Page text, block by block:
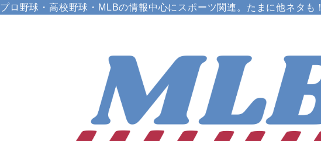
プロ野球・高校野球・MLBの情報中心にスポーツ関連。たまに他ネタも！